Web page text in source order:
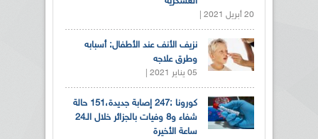
20 أبريل 2021 |
نزيف الأنف عند الأطفال: أسبابه
وطرق علاجه
05 يناير 2021 |
كورونا :247 إصابة جديدة،151 حالة
شفاء و8 وفيات بالجزائر خلال الـ24
ساعة الأخيرة